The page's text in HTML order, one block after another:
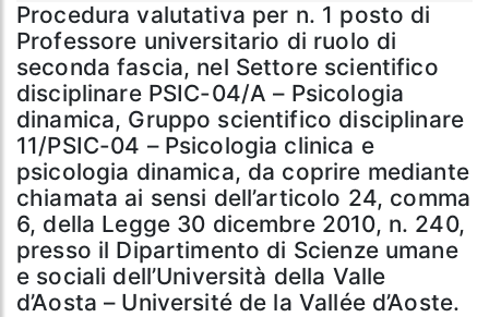
Procedura valutativa per n. 1 posto di
Professore universitario di ruolo di
seconda fascia, nel Settore scientifico
disciplinare PSIC-04/A – Psicologia
dinamica, Gruppo scientifico disciplinare
11/PSIC-04 – Psicologia clinica e
psicologia dinamica, da coprire mediante
chiamata ai sensi dell’articolo 24, comma
6, della Legge 30 dicembre 2010, n. 240,
presso il Dipartimento di Scienze umane
e sociali dell’Università della Valle
d’Aosta – Université de la Vallée d’Aoste.